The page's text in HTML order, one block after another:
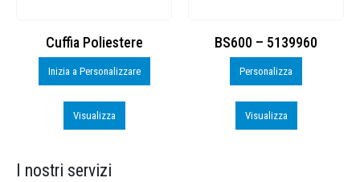
Cuffia Poliestere
Inizia a Personalizzare
Visualizza
BS600 – 5139960
Personalizza
Visualizza
I nostri servizi